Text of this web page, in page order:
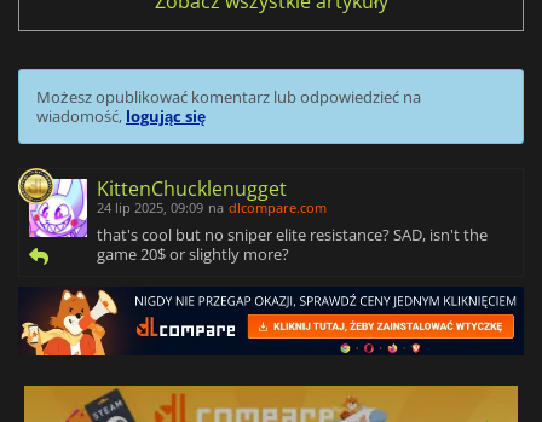
Możesz opublikować komentarz lub odpowiedzieć na
wiadomość, logując się
KittenChucklenugget
24 lip 2025, 09:09 na dlcompare.com
that's cool but no sniper elite resistance? SAD, isn't the
game 20$ or slightly more?